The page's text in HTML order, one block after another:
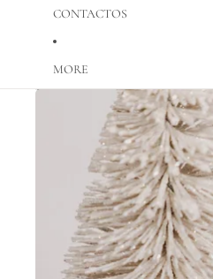
CONTACTOS
MORE
Saltar para a informação do produto